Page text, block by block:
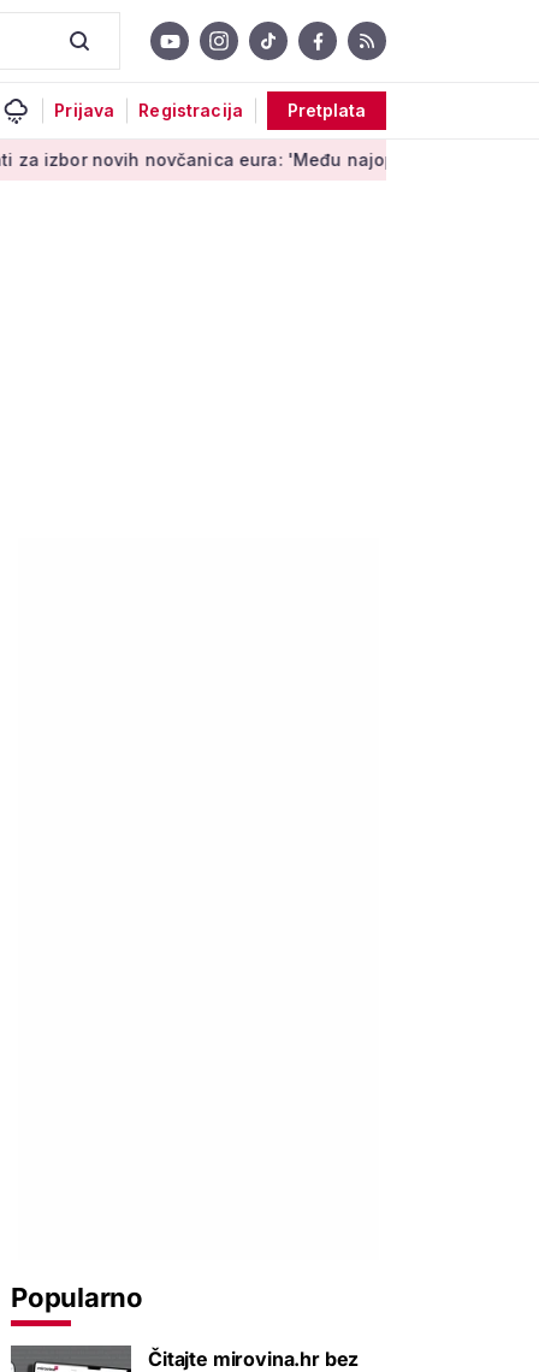
Prijava Registracija Pretplata
novčanica eura: 'Među najopipljivijim su izrazima Europe'
Popularno
Čitajte mirovina.hr bez